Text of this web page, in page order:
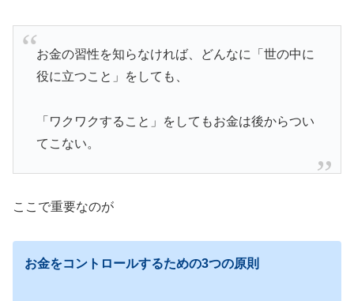
お金の習性を知らなければ、どんなに「世の中に
役に立つこと」をしても、
「ワクワクすること」をしてもお金は後からつい
てこない。
ここで重要なのが
お金をコントロールするための3つの原則